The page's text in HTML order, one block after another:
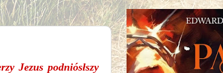
Jezus podniósłszy